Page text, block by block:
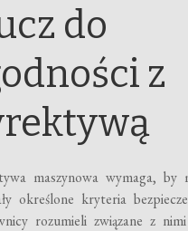
do
z
maszynowa wymaga, by
określone kryteria
rozumieli związane z